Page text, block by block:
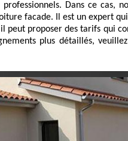
Dans ce cas,
facade. Il est un expert
peut proposer des tarifs qui
plus détaillés,